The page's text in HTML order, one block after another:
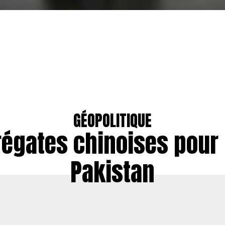
GÉOPOLITIQUE
chinoises
Pakistan